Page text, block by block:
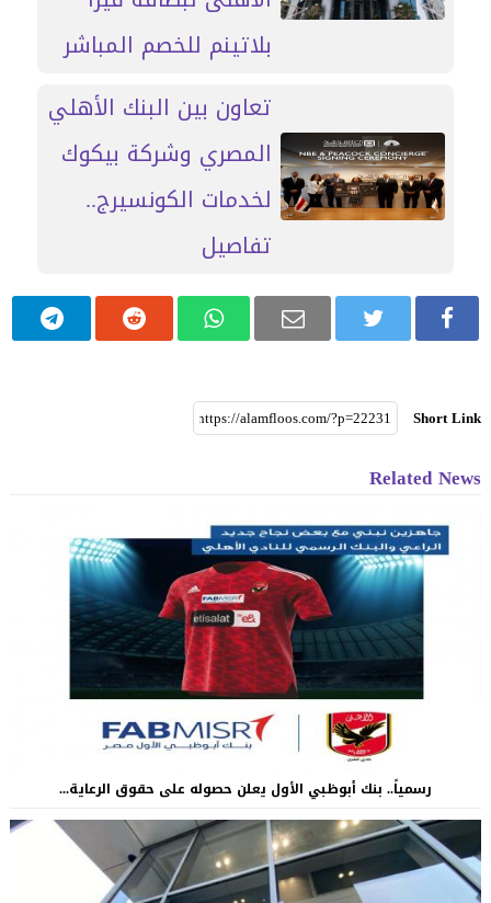
بلاتينم للخصم المباشر
تعاون بين البنك الأهلي
المصري وشركة بيكوك
لخدمات الكونسيرج..
تفاصيل
Short Link
Related News
رسمياً.. بنك أبوظبي الأول يعلن حصوله على حقوق الرعاية...